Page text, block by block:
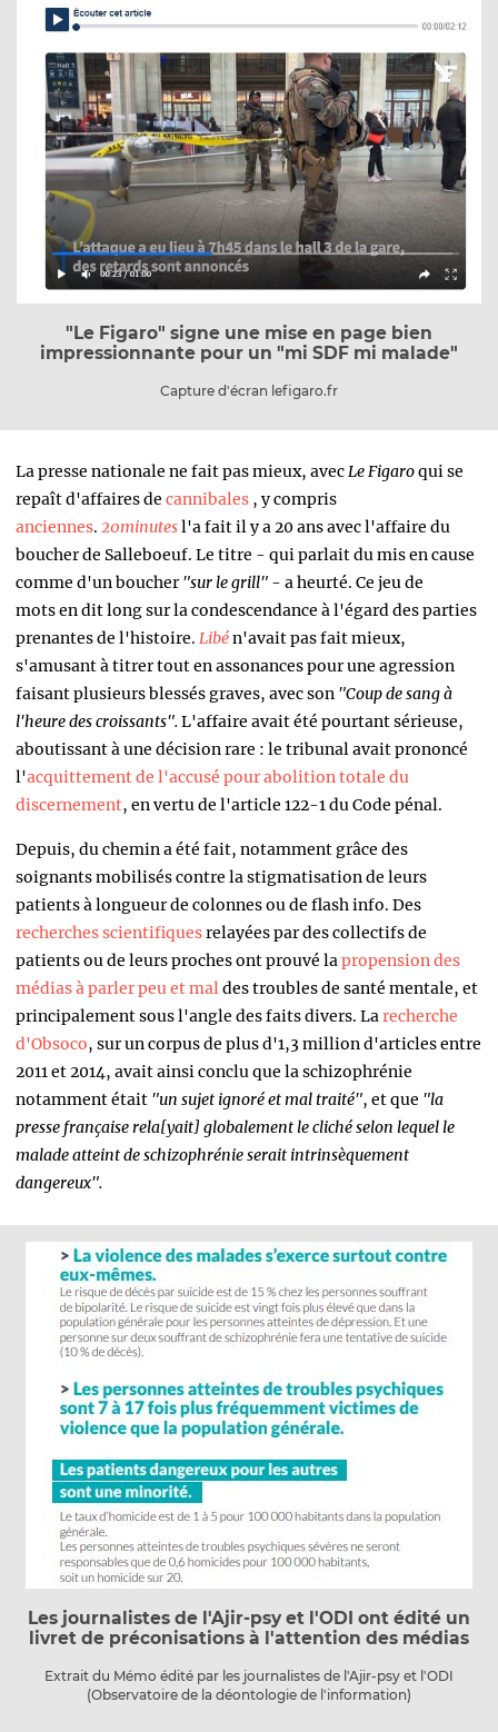
"Le Figaro" signe une mise en page bien
impressionnante pour un "mi SDF mi malade"
Capture d'écran lefigaro.fr
La presse nationale ne fait pas mieux, avecLe Figaroqui se
repaît d'affaires de cannibales , y compris
anciennes. 20minutesl'a fait il y a 20 ans avec l'affaire du
boucher de Salleboeuf. Le titre - qui parlait du mis en cause
comme d'un boucher"sur le grill" - a heurté. Ce jeu de
motsen dit long sur la condescendance à l'égard des parties
prenantes de l'histoire. Libén'avait pas fait mieux,
s'amusant à titrer tout en assonances pour une agression
faisant plusieurs blessés graves, avec son "Coup de sang à
l'heure des croissants". L'affaire avait été pourtant sérieuse,
aboutissant à une décision rare : le tribunal avait prononcé
l'acquittement de l'accusé pour abolition totale du
discernement, en vertu de l'article 122-1 du Code pénal.
Depuis, du chemin a été fait, notamment grâce des
soignants mobilisés contre la stigmatisation de leurs
patients à longueur de colonnes ou de flash info. Des
recherches scientifiquesrelayées par des collectifs de
patients ou de leurs proches ont prouvé lapropension des
médias à parler peu et maldes troubles de santé mentale, et
principalement sous l'angle des faits divers. Larecherche
d'Obsoco, sur un corpus de plus d'1,3 million d'articles entre
2011 et 2014, avait ainsi conclu que la schizophrénie
notamment était "un sujet ignoré et mal traité", et que "la
presse française rela[yait] globalement le cliché selon lequel le
malade atteint de schizophrénie serait intrinsèquement
dangereux".
Les journalistes de l'Ajir-psy et l'ODI ont édité un
livret de préconisations à l'attention des médias
Extrait du Mémo édité par les journalistes de l'Ajir-psy et l'ODI
(Observatoire de la déontologie de l'information)